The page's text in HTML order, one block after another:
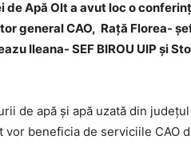
Apă Olt a avut loc o
general CAO, Rață Florea-
Ileana- SEF BIROU UIP și
de apă și apă uzată din județul
beneficia de serviciile CAO